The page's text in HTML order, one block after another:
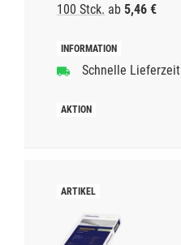
100 Stck. ab 5,46 €
Schnelle Lieferzeit